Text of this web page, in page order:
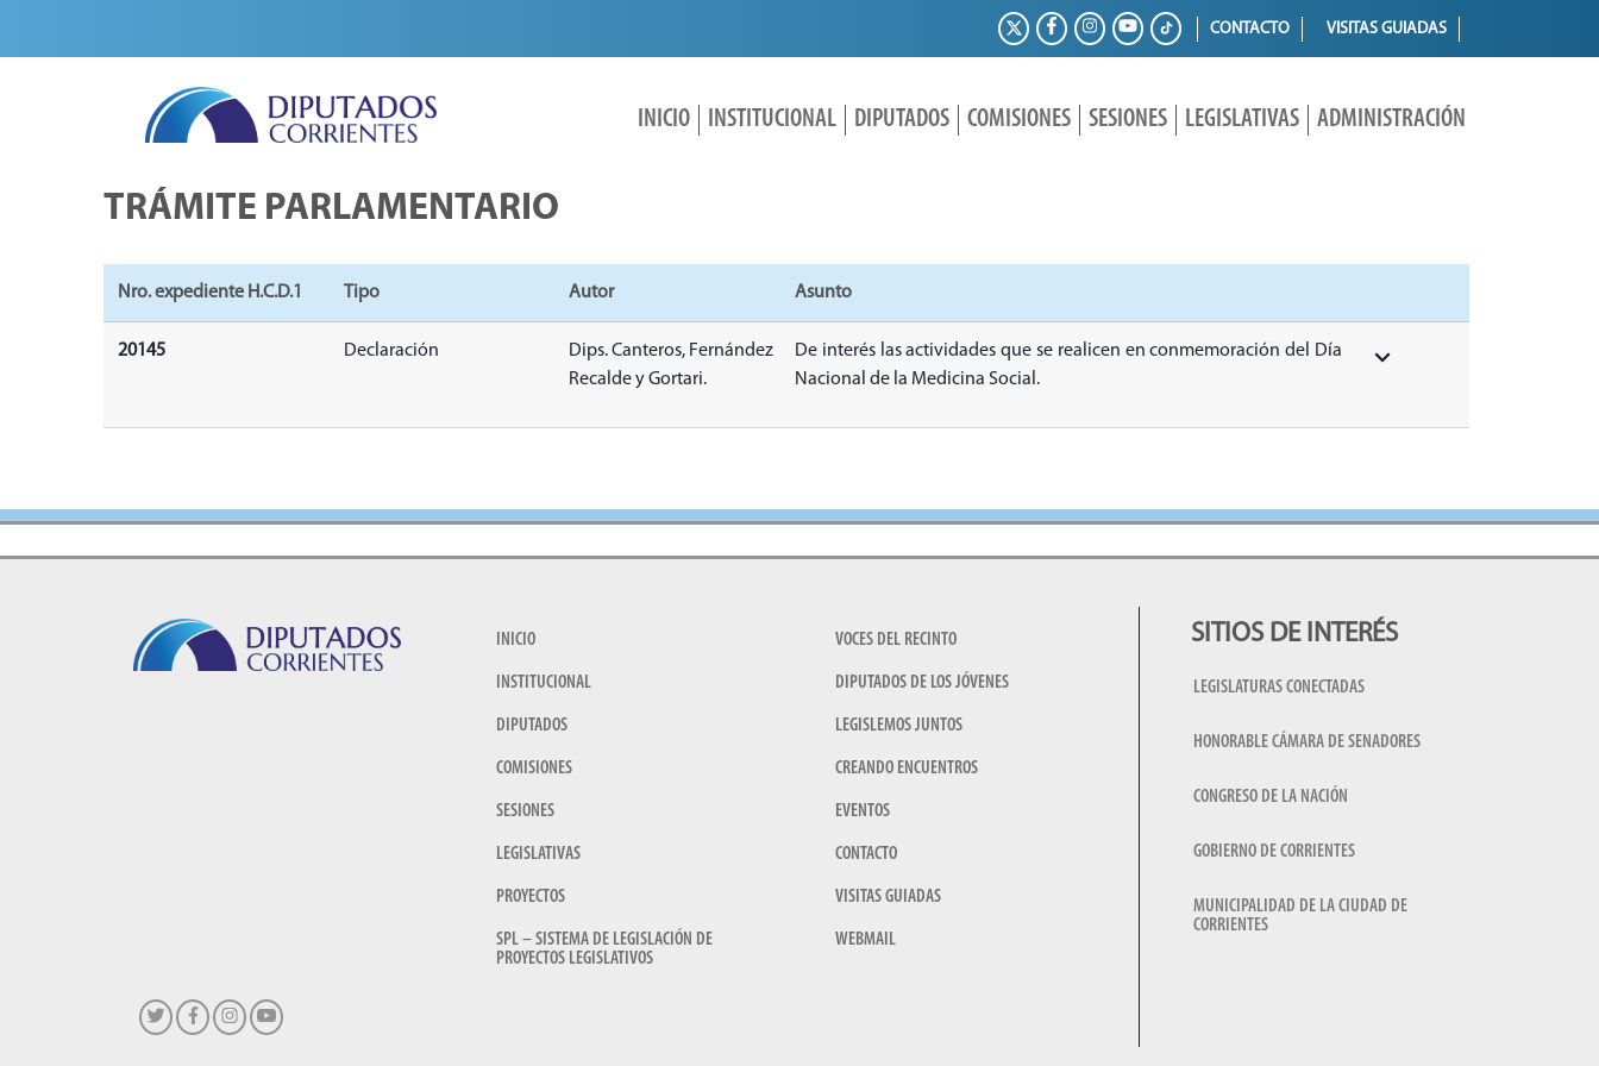
CONTACTO VISITAS GUIADAS
INICIO INSTITUCIONAL DIPUTADOS COMISIONES SESIONES LEGISLATIVAS ADMINISTRACIÓN
TRÁMITE PARLAMENTARIO
Nro. expediente H.C.D.1 Tipo Autor Asunto
20145 Declaración
Dips. Canteros, Fernández
Recalde y Gortari.
De interés las actividades que se realicen en conmemoración del Día
Nacional de la Medicina Social.
INICIO
INSTITUCIONAL
DIPUTADOS
COMISIONES
SESIONES
LEGISLATIVAS
PROYECTOS
SPL – SISTEMA DE LEGISLACIÓN DE
PROYECTOS LEGISLATIVOS
VOCES DEL RECINTO
DIPUTADOS DE LOS JÓVENES
LEGISLEMOS JUNTOS
CREANDO ENCUENTROS
EVENTOS
CONTACTO
VISITAS GUIADAS
WEBMAIL
SITIOS DE INTERÉS
LEGISLATURAS CONECTADAS
HONORABLE CÁMARA DE SENADORES
CONGRESO DE LA NACIÓN
GOBIERNO DE CORRIENTES
MUNICIPALIDAD DE LA CIUDAD DE
CORRIENTES